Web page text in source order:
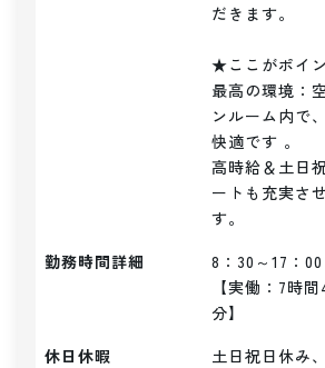
だきます。
★ここがポイン
最高の環境：
ンルーム内で
快適です 。
高時給＆土日
ートも充実さ
す。
勤務時間詳細
8：30～17：00
【実働：7時
分】
休日休暇
土日祝日休み